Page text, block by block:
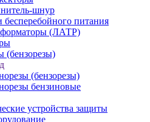
шнур
питания
(ЛАТР)
(бензорезы)
(бензорезы)
бензиновые
устройства защиты